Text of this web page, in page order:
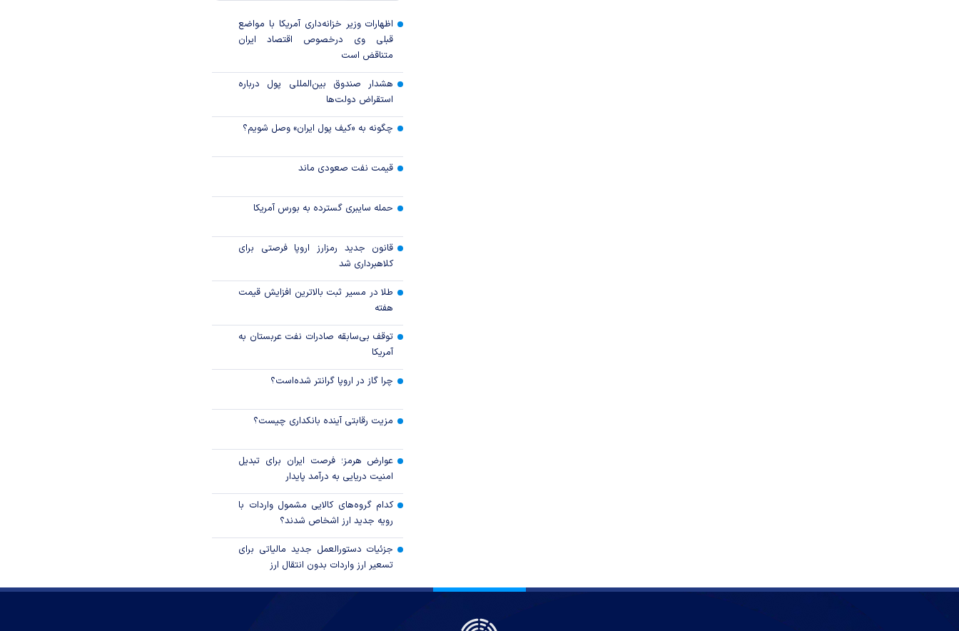
اظهارات وزیر خزانه‌داری آمریکا با مواضع
قبلی وی درخصوص اقتصاد ایران
متناقض است
هشدار صندوق بین‌المللی پول درباره
استقراض دولت‌ها
چگونه به «کیف پول ایران» وصل شویم؟
قیمت نفت صعودی ماند
حمله سایبری گسترده به بورس آمریکا
قانون جدید رمزارز اروپا فرصتی برای
کلاهبرداری شد
طلا در مسیر ثبت بالاترین افزایش قیمت
هفته
توقف بی‌سابقه صادرات نفت عربستان به
آمریکا
چرا گاز در اروپا گرانتر شده‌است؟
مزیت رقابتی آینده بانکداری چیست؟
عوارض هرمز؛ فرصت ایران برای تبدیل
امنیت دریایی به درآمد پایدار
کدام گروه‌های کالایی مشمول واردات با
رویه جدید ارز اشخاص شدند؟
جزئیات دستورالعمل جدید مالیاتی برای
تسعیر ارز واردات بدون انتقال ارز